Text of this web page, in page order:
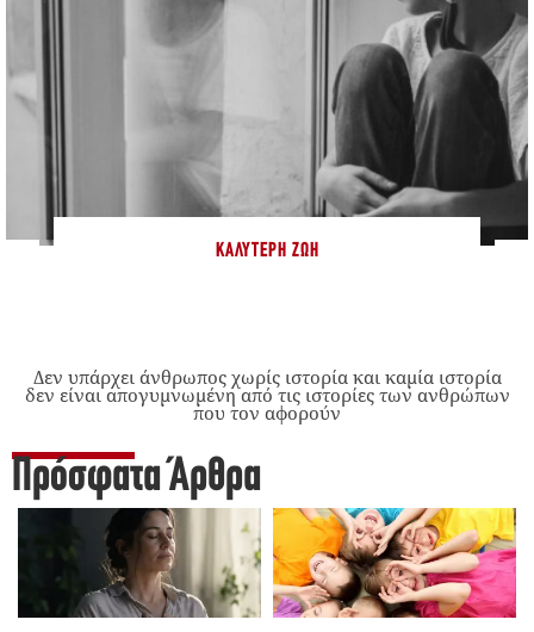
ΚΑΛΎΤΕΡΗ ΖΩΉ
Δεν υπάρχει άνθρωπος χωρίς ιστορία και καμία ιστορία
δεν είναι απογυμνωμένη από τις ιστορίες των ανθρώπων
που τον αφορούν
Πρόσφατα Άρθρα